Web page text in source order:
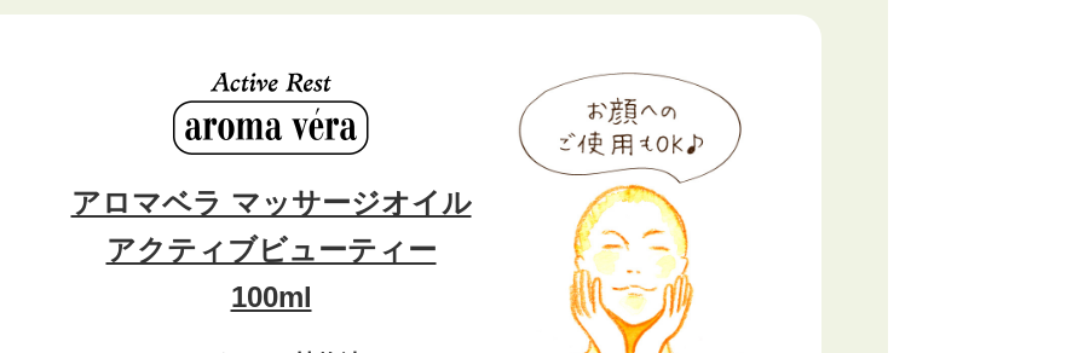
アロマベラ マッサージオイル
アクティブビューティー
100ml